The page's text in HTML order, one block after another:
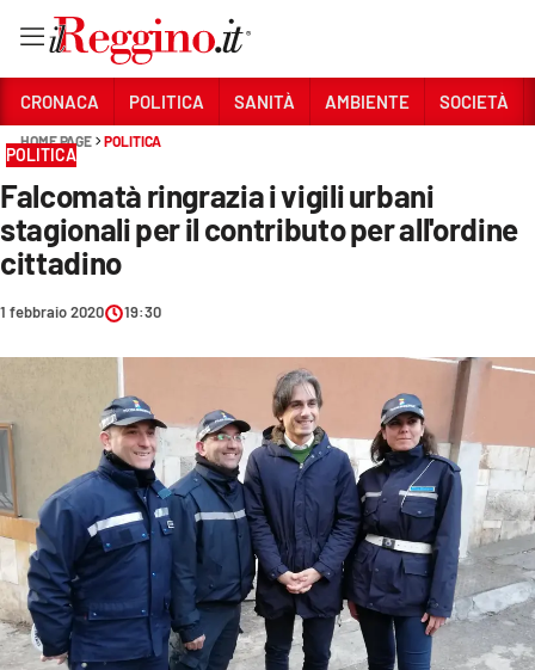
Sezioni
CRONACA
POLITICA
SANITÀ
AMBIENTE
CULTURA
ECONOMIA E LAVORO
EVENTI
SPORT
CRONACA POLITICA SANITÀ AMBIENTE SOCIETÀ
HOME PAGE POLITICA
POLITICA
Falcomatà ringrazia i vigili urbani
stagionali per il contributo per all'ordine
cittadino
1 febbraio 2020 19:30